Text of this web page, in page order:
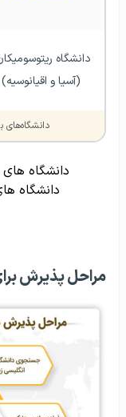
(آسیا و اقیانوسیه)
دانشگاه‌های
دانشگاه
دانشگاه
مراحل پذیرش